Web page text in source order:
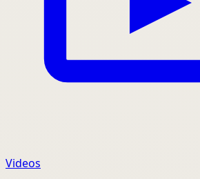
Videos